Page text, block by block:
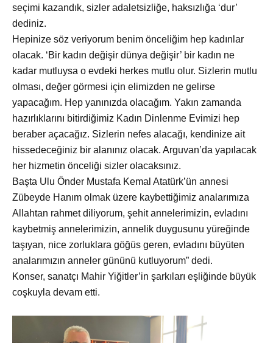
seçimi kazandık, sizler adaletsizliğe, haksızlığa ‘dur’
dediniz.
Hepinize söz veriyorum benim önceliğim hep kadınlar
olacak. ‘Bir kadın değişir dünya değişir’ bir kadın ne
kadar mutluysa o evdeki herkes mutlu olur. Sizlerin mutlu
olması, değer görmesi için elimizden ne gelirse
yapacağım. Hep yanınızda olacağım. Yakın zamanda
hazırlıklarını bitirdiğimiz Kadın Dinlenme Evimizi hep
beraber açacağız. Sizlerin nefes alacağı, kendinize ait
hissedeceğiniz bir alanınız olacak. Arguvan’da yapılacak
her hizmetin önceliği sizler olacaksınız.
Başta Ulu Önder Mustafa Kemal Atatürk’ün annesi
Zübeyde Hanım olmak üzere kaybettiğimiz analarımıza
Allahtan rahmet diliyorum, şehit annelerimizin, evladını
kaybetmiş annelerimizin, annelik duygusunu yüreğinde
taşıyan, nice zorluklara göğüs geren, evladını büyüten
analarımızın anneler gününü kutluyorum” dedi.
Konser, sanatçı Mahir Yiğitler’in şarkıları eşliğinde büyük
coşkuyla devam etti.